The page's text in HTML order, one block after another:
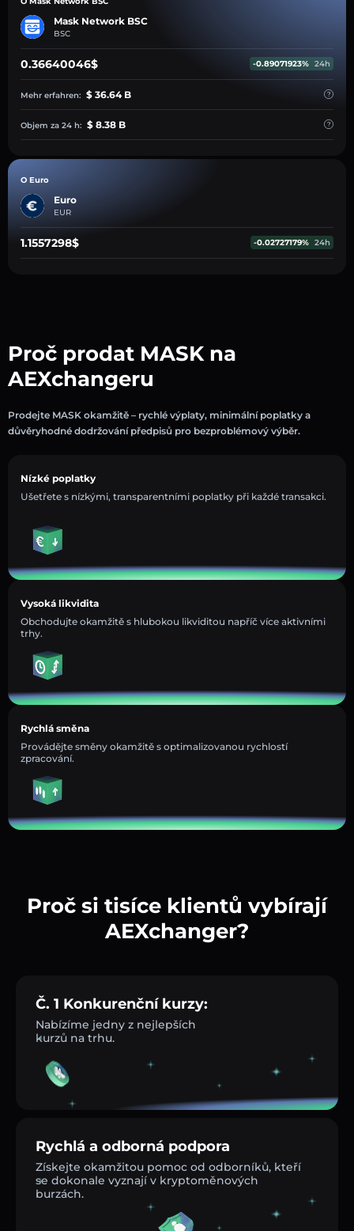
Mask Network BSC
BSC
0.36640046$ -0.89071923% 24h
Mehr erfahren: $ 36.64 B
Objem za 24 h: $ 8.38 B
O Euro
Euro
EUR
1.1557298$ -0.02727179% 24h
Proč prodat MASK na
AEXchangeru
Prodejte MASK okamžitě – rychlé výplaty, minimální poplatky a
důvěryhodné dodržování předpisů pro bezproblémový výběr.
Nízké poplatky
Ušetřete s nízkými, transparentními poplatky při každé transakci.
Vysoká likvidita
Obchodujte okamžitě s hlubokou likviditou napříč více aktivními
trhy.
Rychlá směna
Provádějte směny okamžitě s optimalizovanou rychlostí
zpracování.
Proč si tisíce klientů vybírají
AEXchanger?
Č. 1 Konkurenční kurzy:
Nabízíme jedny z nejlepších
kurzů na trhu.
Rychlá a odborná podpora
Získejte okamžitou pomoc od odborníků, kteří
se dokonale vyznají v kryptoměnových
burzách.